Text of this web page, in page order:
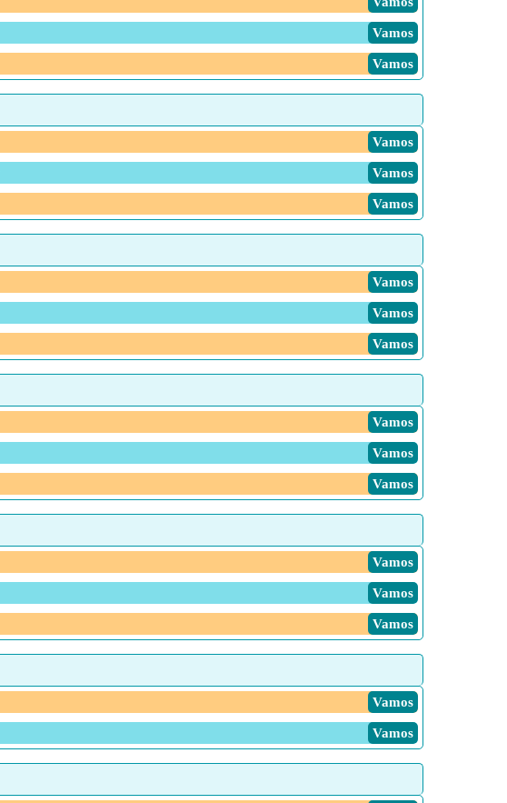
Vamos
Vamos
Vamos
Vamos
Vamos
Vamos
Vamos
Vamos
Vamos
Vamos
Vamos
Vamos
Vamos
Vamos
Vamos
Vamos